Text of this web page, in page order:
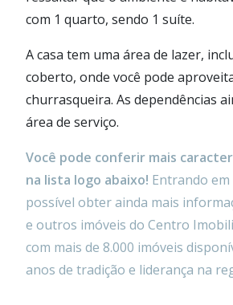
com 1 quarto, sendo 1 suíte.
A casa tem uma área de lazer,
coberto, onde você pode
churrasqueira. As dependências
área de serviço.
Você pode conferir mais
na lista logo abaixo! Entrando
possível obter ainda mais
e outros imóveis do Centro
com mais de 8.000 imóveis
anos de tradição e liderança na